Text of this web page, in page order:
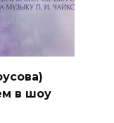
в шоу